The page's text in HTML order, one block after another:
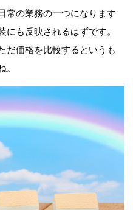
常の業務の一つになります
も反映されるはずです。
だ価格を比較するというも